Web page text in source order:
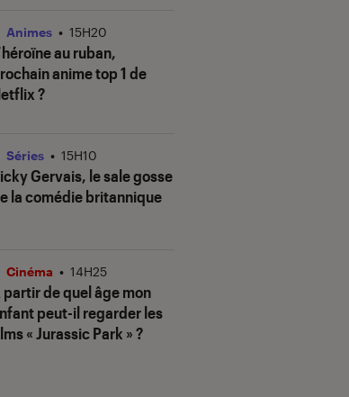
au ruban,
anime top 1 de
?
Animes • 15H20
Gervais, le sale gosse
la comédie britannique
Séries • 15H10
partir de quel âge mon
peut-il regarder les
« Jurassic Park » ?
Cinéma • 14H25